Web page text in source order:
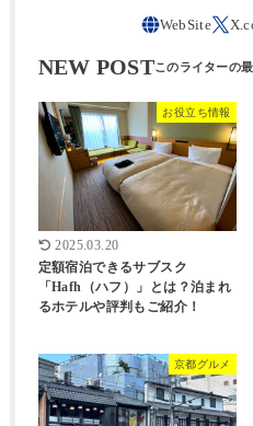
NEW POST
お役立ち情報
2025.03.20
定額宿泊できるサブスク
「Hafh（ハフ）」とは？泊まれ
るホテルや評判もご紹介！
京都グルメ